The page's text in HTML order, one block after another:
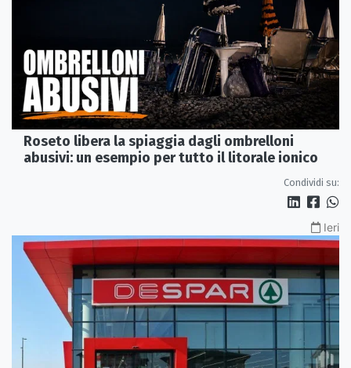
Roseto libera la spiaggia dagli ombrelloni
abusivi: un esempio per tutto il litorale ionico
Condividi su:
Ieri